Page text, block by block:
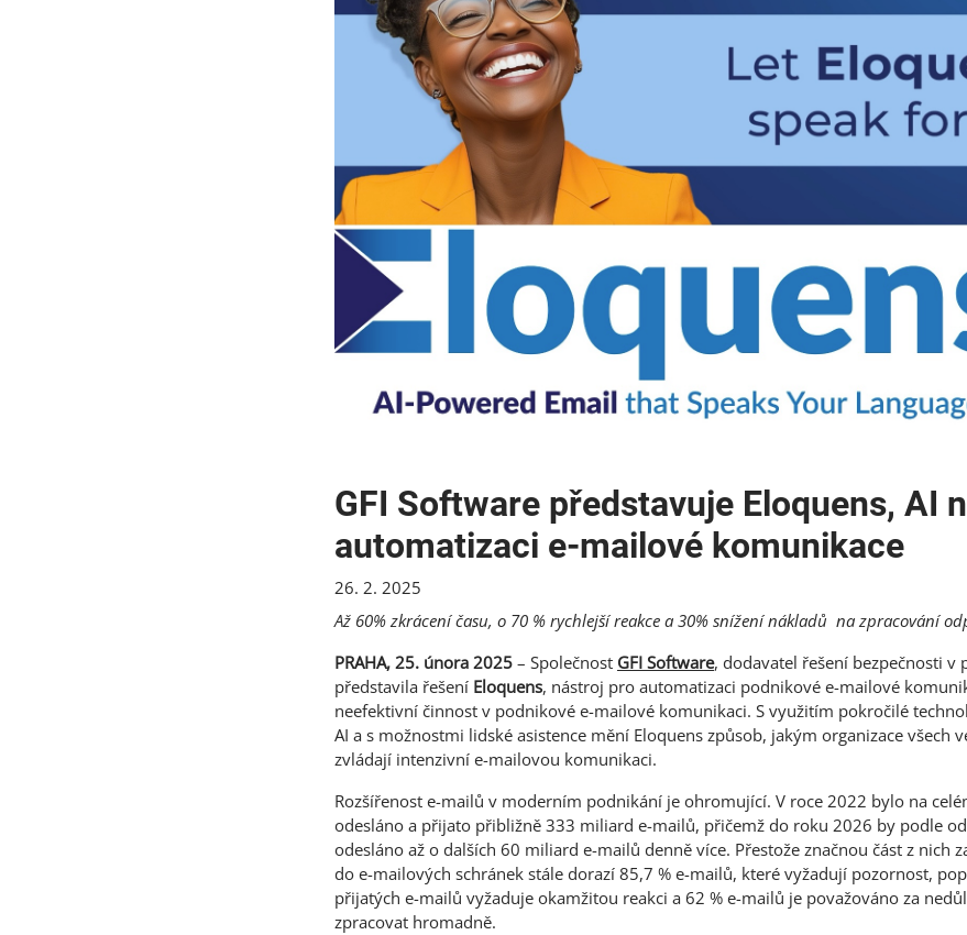
GFI Software představuje Eloquens, AI
automatizaci e-mailové komunikace
26. 2. 2025
Až 60% zkrácení času, o 70 % rychlejší reakce a 30% snížení nákladů na zpracování
PRAHA, 25. února 2025 – Společnost GFI Software, dodavatel řešení bezpečnosti v
představila řešení Eloquens, nástroj pro automatizaci podnikové e-mailové
neefektivní činnost v podnikové e-mailové komunikaci. S využitím pokročilé
AI a s možnostmi lidské asistence mění Eloquens způsob, jakým organizace všech
zvládají intenzivní e-mailovou komunikaci.
Rozšířenost e-mailů v moderním podnikání je ohromující. V roce 2022 bylo na
odesláno a přijato přibližně 333 miliard e-mailů, přičemž do roku 2026 by podle
odesláno až o dalších 60 miliard e-mailů denně více. Přestože značnou část z nich
do e-mailových schránek stále dorazí 85,7 % e-mailů, které vyžadují pozornost,
přijatých e-mailů vyžaduje okamžitou reakci a 62 % e-mailů je považováno za
zpracovat hromadně.